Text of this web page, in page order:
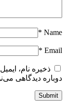
Name
*
Email
*
ذخیره نام،
دوباره دیدگاهی